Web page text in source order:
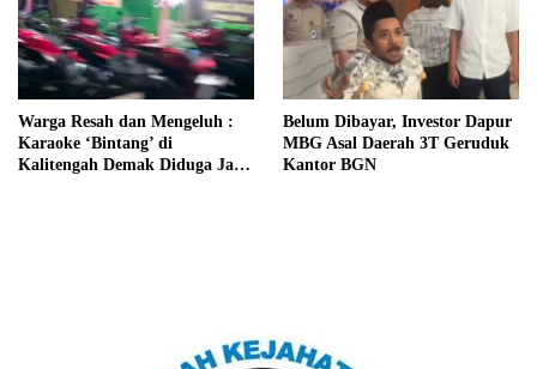
Warga Resah dan Mengeluh :
Karaoke ‘Bintang’ di
Kalitengah Demak Diduga Jadi
Belum Dibayar, Investor Dapur
MBG Asal Daerah 3T Geruduk
Kantor BGN